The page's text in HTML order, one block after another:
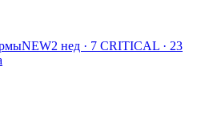
NEW2 нед · 7 CRITICAL · 23